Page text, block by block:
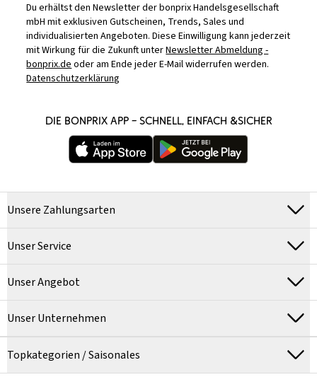
Du erhältst den Newsletter der bonprix Handelsgesellschaft
mbH mit exklusiven Gutscheinen, Trends, Sales und
individualisierten Angeboten. Diese Einwilligung kann jederzeit
mit Wirkung für die Zukunft unterNewsletter Abmeldung -
bonprix.deoder am Ende jeder E-Mail widerrufen werden.
Datenschutzerklärung
DIE BONPRIX APP – SCHNELL, EINFACH &SICHER
Unsere Zahlungsarten
Unser Service
Unser Angebot
Unser Unternehmen
Topkategorien / Saisonales